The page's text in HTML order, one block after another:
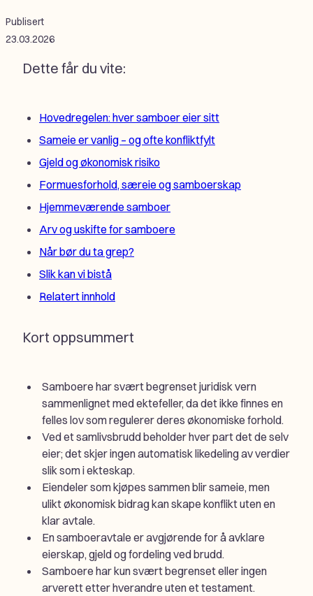
Publisert
23.03.2026
Dette får du vite:
Hovedregelen: hver samboer eier sitt
Sameie er vanlig – og ofte konfliktfylt
Gjeld og økonomisk risiko
Formuesforhold, særeie og samboerskap
Hjemmeværende samboer
Arv og uskifte for samboere
Når bør du ta grep?
Slik kan vi bistå
Relatert innhold
Kort oppsummert
Samboere har svært begrenset juridisk vern
sammenlignet med ektefeller, da det ikke finnes en
felles lov som regulerer deres økonomiske forhold.
Ved et samlivsbrudd beholder hver part det de selv
eier; det skjer ingen automatisk likedeling av verdier
slik som i ekteskap.
Eiendeler som kjøpes sammen blir sameie, men
ulikt økonomisk bidrag kan skape konflikt uten en
klar avtale.
En samboeravtale er avgjørende for å avklare
eierskap, gjeld og fordeling ved brudd.
Samboere har kun svært begrenset eller ingen
arverett etter hverandre uten et testament.